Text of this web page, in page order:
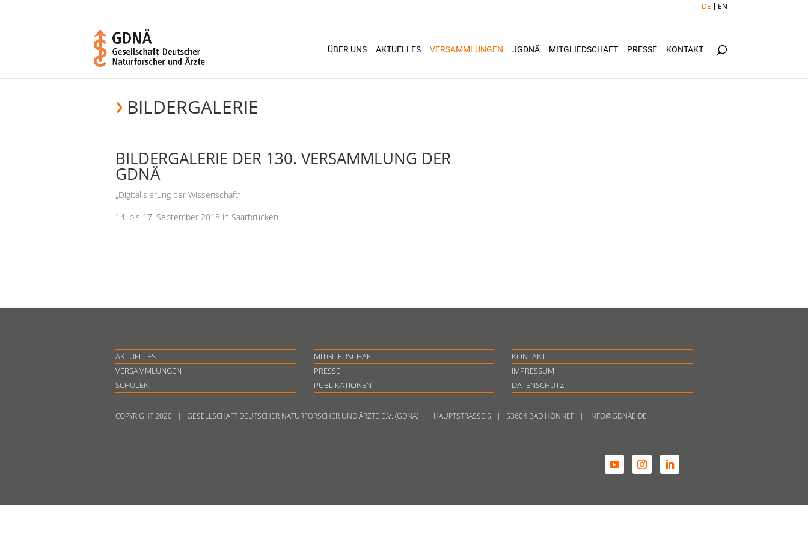
DE EN
ÜBER UNS AKTUELLES VERSAMMLUNGEN JGDNÄ MITGLIEDSCHAFT PRESSE KONTAKT
BILDERGALERIE
BILDERGALERIE DER 130. VERSAMMLUNG DER
GDNÄ
„Digitalisierung der Wissenschaft“
14. bis 17. September 2018 in Saarbrücken
AKTUELLES
VERSAMMLUNGEN
SCHULEN
MITGLIEDSCHAFT
PRESSE
PUBLIKATIONEN
KONTAKT
IMPRESSUM
DATENSCHUTZ
COPYRIGHT 2020 | GESELLSCHAFT DEUTSCHER NATURFORSCHER UND ÄRZTE E.V. (GDNÄ) | HAUPTSTRASSE 5 | 53604 BAD HONNEF | INFO@GDNAE.DE